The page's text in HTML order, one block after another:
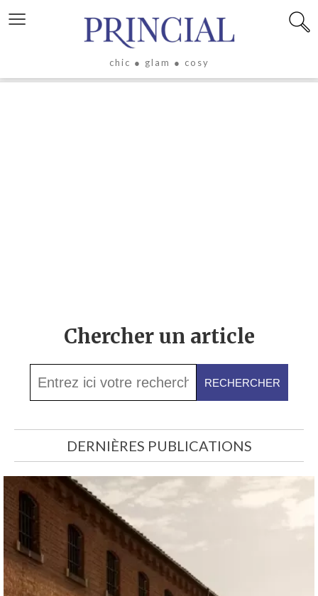
≡
chic ● glam ● cosy
Chercher un article
DERNIÈRES PUBLICATIONS